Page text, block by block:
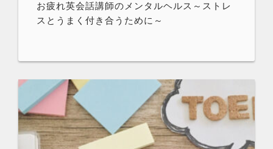
お疲れ英会話講師のメンタルヘルス～ストレ
スとうまく付き合うために～